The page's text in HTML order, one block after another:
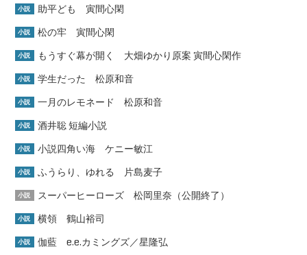
小説 助平ども 寅間心閑
小説 松の牢 寅間心閑
小説 もうすぐ幕が開く 大畑ゆかり原案 寅間心閑作
小説 学生だった 松原和音
小説 一月のレモネード 松原和音
小説 酒井聡 短編小説
小説 小説四角い海 ケニー敏江
小説 ふうらり、ゆれる 片島麦子
小説 スーパーヒーローズ 松岡里奈（公開終了）
小説 横領 鶴山裕司
小説 伽藍 e.e.カミングズ／星隆弘